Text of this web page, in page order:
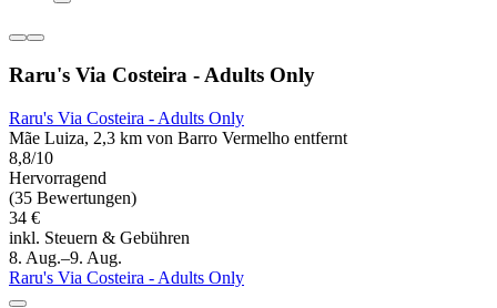
Raru's Via Costeira - Adults Only
Raru's Via Costeira - Adults Only
Mãe Luiza, 2,3 km von Barro Vermelho entfernt
8,8/10
Hervorragend
(35 Bewertungen)
34 €
inkl. Steuern & Gebühren
8. Aug.–9. Aug.
Raru's Via Costeira - Adults Only